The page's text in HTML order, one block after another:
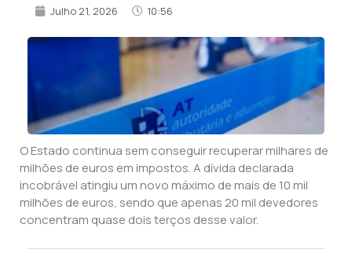
Julho 21, 2026 10:56
O Estado continua sem conseguir recuperar milhares de
milhões de euros em impostos. A dívida declarada
incobrável atingiu um novo máximo de mais de 10 mil
milhões de euros, sendo que apenas 20 mil devedores
concentram quase dois terços desse valor.